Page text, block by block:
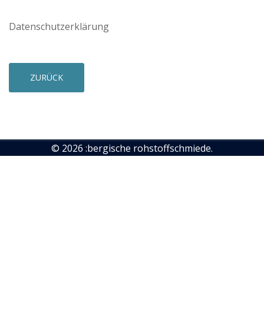
Datenschutzerklärung
ZURÜCK
© 2026 :bergische rohstoffschmiede.